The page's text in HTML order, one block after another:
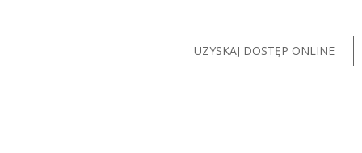
UZYSKAJ DOSTĘP ONLINE